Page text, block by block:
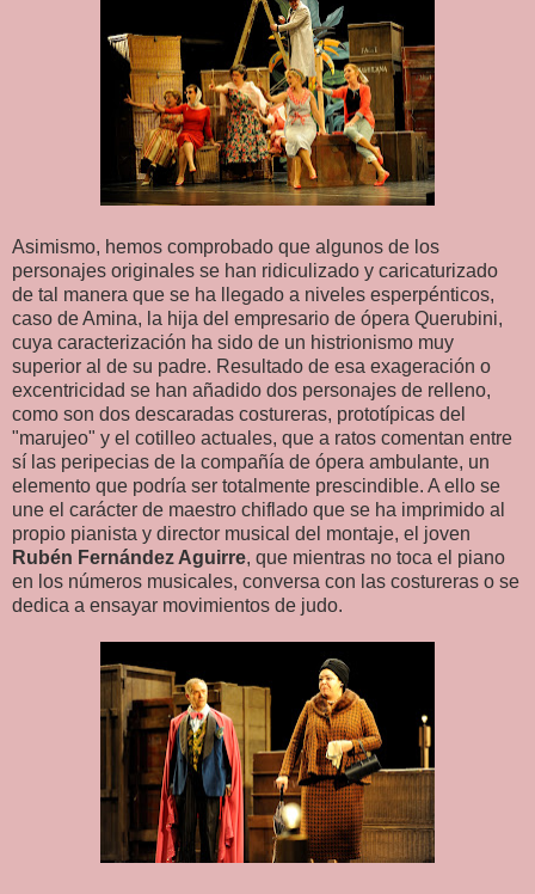
Asimismo, hemos comprobado que algunos de los
personajes originales se han ridiculizado y caricaturizado
de tal manera que se ha llegado a niveles esperpénticos,
caso de Amina, la hija del empresario de ópera Querubini,
cuya caracterización ha sido de un histrionismo muy
superior al de su padre. Resultado de esa exageración o
excentricidad se han añadido dos personajes de relleno,
como son dos descaradas costureras, prototípicas del
"marujeo" y el cotilleo actuales, que a ratos comentan entre
sí las peripecias de la compañía de ópera ambulante, un
elemento que podría ser totalmente prescindible. A ello se
une el carácter de maestro chiflado que se ha imprimido al
propio pianista y director musical del montaje, el joven
Rubén Fernández Aguirre, que mientras no toca el piano
en los números musicales, conversa con las costureras o se
dedica a ensayar movimientos de judo.